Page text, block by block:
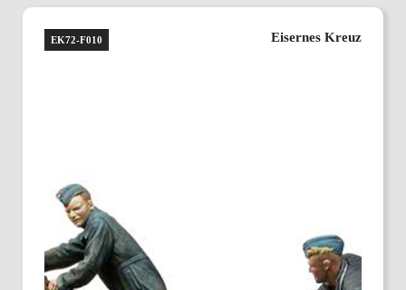
EK72-F010 Eisernes Kreuz